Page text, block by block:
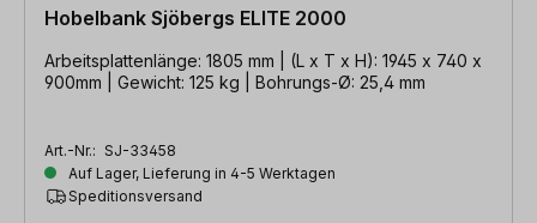
Hobelbank Sjöbergs ELITE 2000
Arbeitsplattenlänge: 1805 mm | (L x T x H): 1945 x 740 x
900mm | Gewicht: 125 kg | Bohrungs-Ø: 25,4 mm
Art.-Nr.: SJ-33458
Auf Lager, Lieferung in 4-5 Werktagen
Speditionsversand